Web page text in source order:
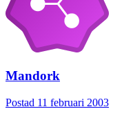
Mandork
Postad 11 februari 2003